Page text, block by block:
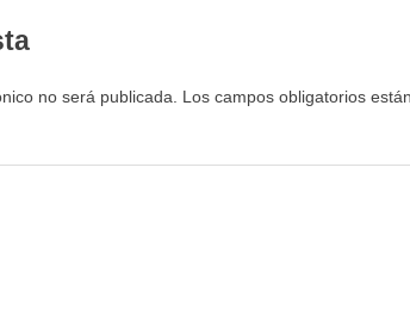
no será publicada. Los campos obligatorios